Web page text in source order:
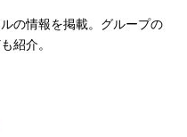
の情報を掲載。グループの
紹介。